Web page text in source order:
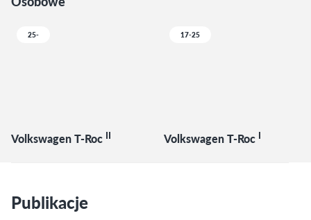
25-
Volkswagen T-Roc II
17-25
Volkswagen T-Roc I
Publikacje